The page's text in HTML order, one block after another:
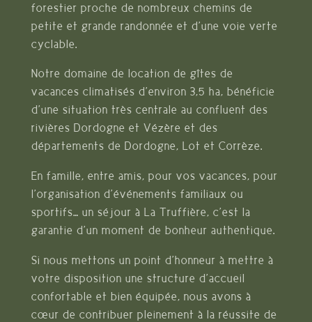
forestier proche de nombreux chemins de
petite et grande randonnée et d’une voie verte
cyclable.
Notre domaine de location de gîtes de
vacances climatisés d’environ 3,5 ha, bénéficie
d’une situation très centrale au confluent des
rivières Dordogne et Vézère et des
départements de Dordogne, Lot et Corrèze.
En famille, entre amis, pour vos vacances, pour
l’organisation d’événements familiaux ou
sportifs… un séjour à La Truffière, c’est la
garantie d’un moment de bonheur authentique.
Si nous mettons un point d’honneur à mettre à
votre disposition une structure d’accueil
confortable et bien équipée, nous avons à
cœur de contribuer pleinement à la réussite de